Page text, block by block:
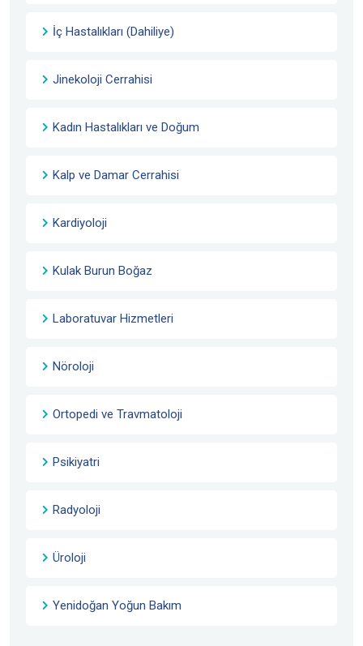
İç Hastalıkları (Dahiliye)
Jinekoloji Cerrahisi
Kadın Hastalıkları ve Doğum
Kalp ve Damar Cerrahisi
Kardiyoloji
Kulak Burun Boğaz
Laboratuvar Hizmetleri
Nöroloji
Ortopedi ve Travmatoloji
Psikiyatri
Radyoloji
Üroloji
Yenidoğan Yoğun Bakım